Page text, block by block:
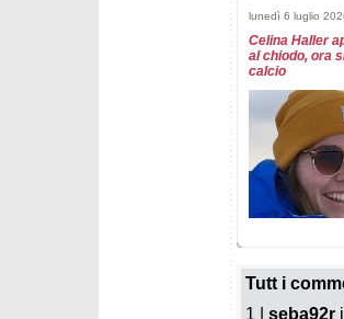
lunedì 6 luglio
Celina Haller
al chiodo, ora
calcio
slalom, lotta
Coppa di
Tutt i
1 | seba92r